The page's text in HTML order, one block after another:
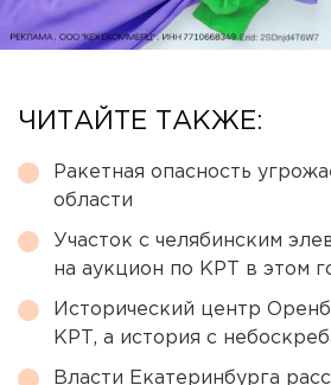
ЧИТАЙТЕ ТАКЖЕ:
Ракетная опасность
области
Участок с челябинским
на аукцион по КРТ в этом
Исторический центр
КРТ, а история с
Власти Екатеринбурга